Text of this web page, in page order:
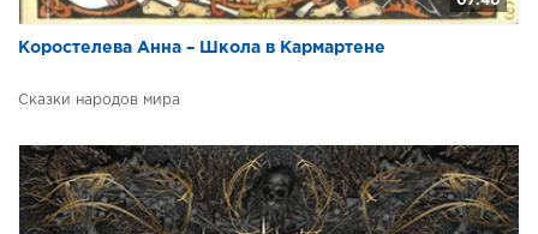
Коростелева Анна – Школа в Кармартене
Сказки народов мира